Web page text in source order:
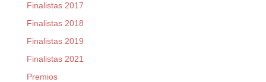
Finalistas 2017
Finalistas 2018
Finalistas 2019
Finalistas 2021
Premios